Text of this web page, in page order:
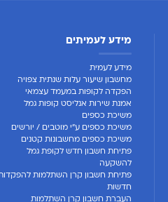
מידע לעמיתים
מידע לעמית
מחשבון שיעור עלות שנתית צפויה
הפקדה לקופות במעמד עצמאי
אמנת שירות אנליסט קופות גמל
משיכת כספים
משיכת כספים ע"י מוטבים / יורשים
משיכת כספים מחשבונות קטנים
פתיחת חשבון חדש לקופת גמל
להשקעה
פתיחת חשבון קרן השתלמות
חדשות
העברת חשבון קרן השתלמות